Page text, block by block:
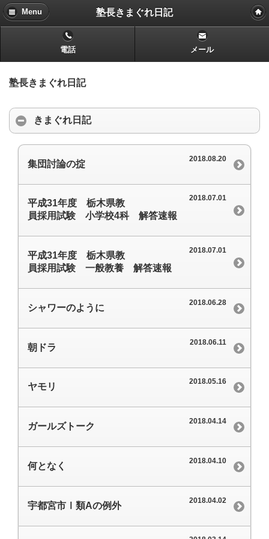
Menu 塾長きまぐれ日記
電話 メール
塾長きまぐれ日記
きまぐれ日記
2018.08.20
集団討論の掟
2018.07.01
平成31年度 栃木県教
員採用試験 小学校4科 解答速報
2018.07.01
平成31年度 栃木県教
員採用試験 一般教養 解答速報
2018.06.28
シャワーのように
2018.06.11
朝ドラ
2018.05.16
ヤモリ
2018.04.14
ガールズトーク
2018.04.10
何となく
2018.04.02
宇都宮市Ⅰ類Aの例外